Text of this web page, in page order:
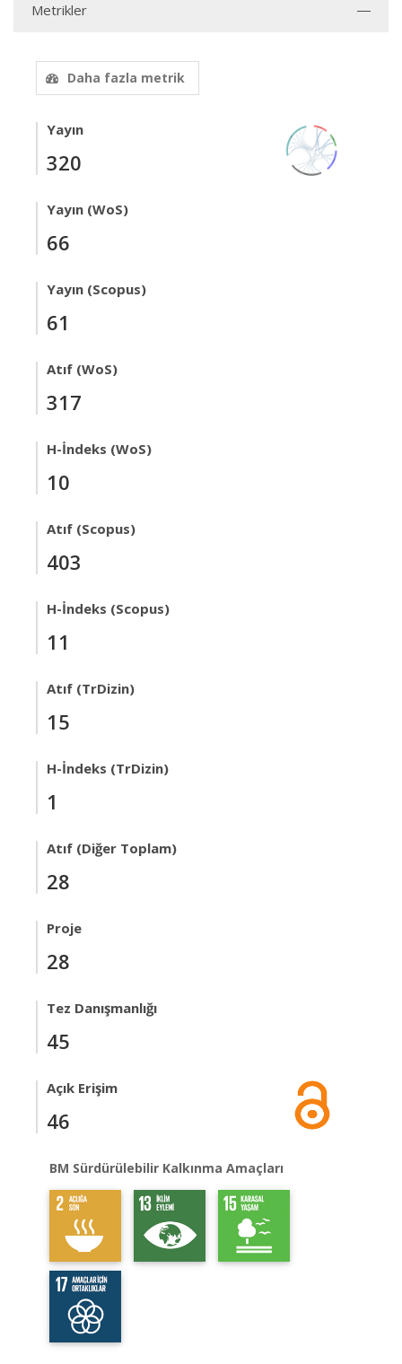
Metrikler
Daha fazla metrik
Yayın
320
Yayın (WoS)
66
Yayın (Scopus)
61
Atıf (WoS)
317
H-İndeks (WoS)
10
Atıf (Scopus)
403
H-İndeks (Scopus)
11
Atıf (TrDizin)
15
H-İndeks (TrDizin)
1
Atıf (Diğer Toplam)
28
Proje
28
Tez Danışmanlığı
45
Açık Erişim
46
BM Sürdürülebilir Kalkınma Amaçları